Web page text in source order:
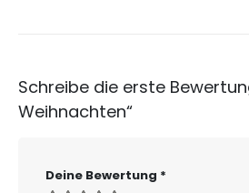
Schreibe die erste
Weihnachten“
Deine Bewertung *